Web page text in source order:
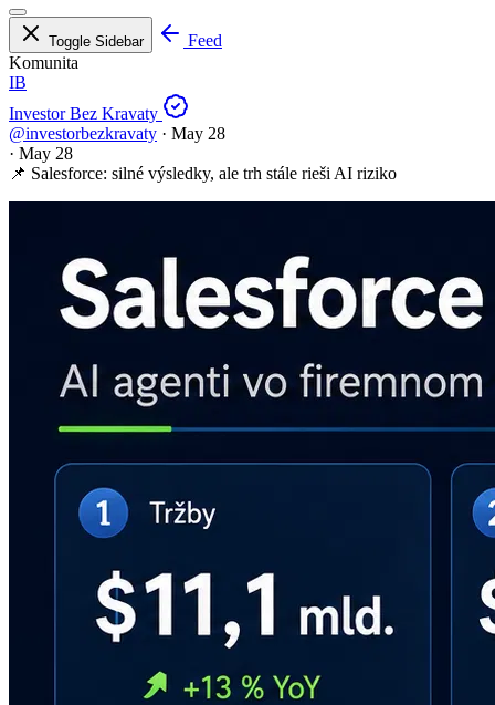
Toggle Sidebar
Feed
Komunita
IB
Investor Bez Kravaty
@investorbezkravaty · May 28
· May 28
📌 Salesforce: silné výsledky, ale trh stále rieši AI riziko